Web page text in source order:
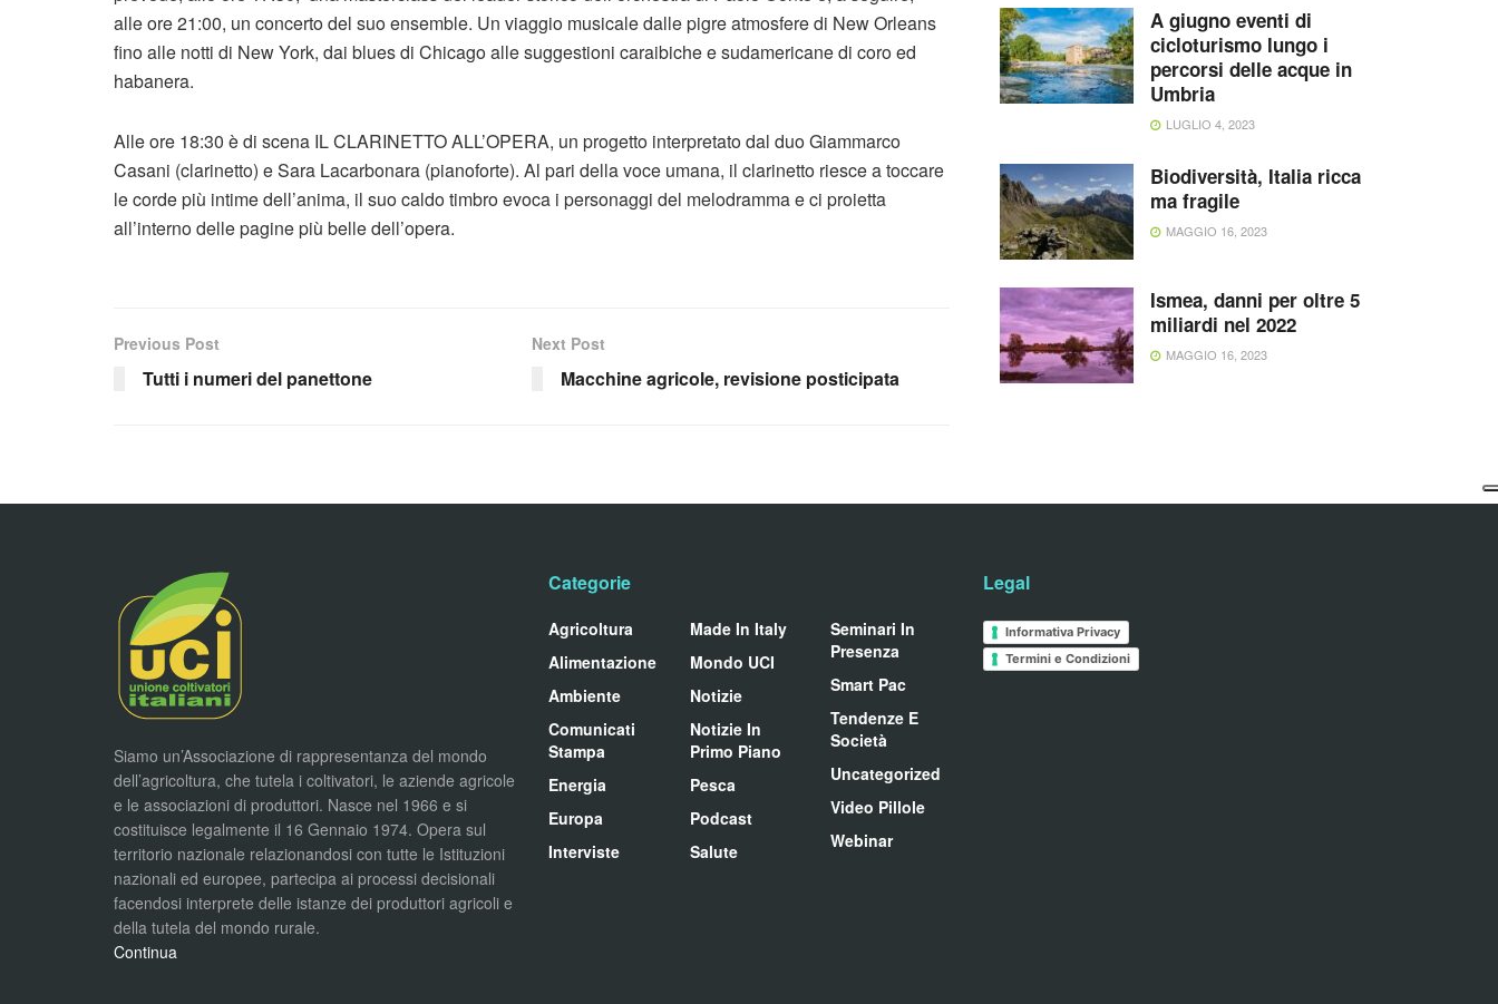
alle ore 21:00, un concerto del suo ensemble. Un viaggio musicale dalle pigre atmosfere di New Orleans
fino alle notti di New York, dai blues di Chicago alle suggestioni caraibiche e sudamericane di coro ed
habanera.
Alle ore 18:30 è di scena IL CLARINETTO ALL’OPERA, un progetto interpretato dal duo Giammarco
Casani (clarinetto) e Sara Lacarbonara (pianoforte). Al pari della voce umana, il clarinetto riesce a toccare
le corde più intime dell’anima, il suo caldo timbro evoca i personaggi del melodramma e ci proietta
all’interno delle pagine più belle dell’opera.
Previous Post
Tutti i numeri del panettone
Next Post
Macchine agricole, revisione posticipata
A giugno eventi di
cicloturismo lungo i
percorsi delle acque in
Umbria
LUGLIO 4, 2023
Biodiversità, Italia ricca
ma fragile
MAGGIO 16, 2023
Ismea, danni per oltre 5
miliardi nel 2022
MAGGIO 16, 2023
Siamo un’Associazione di rappresentanza del mondo
dell’agricoltura, che tutela i coltivatori, le aziende agricole
e le associazioni di produttori. Nasce nel 1966 e si
costituisce legalmente il 16 Gennaio 1974. Opera sul
territorio nazionale relazionandosi con tutte le Istituzioni
nazionali ed europee, partecipa ai processi decisionali
facendosi interprete delle istanze dei produttori agricoli e
della tutela del mondo rurale.
Continua
Categorie
Agricoltura
Alimentazione
Ambiente
Comunicati
Stampa
Energia
Europa
Interviste
Made In Italy
Mondo UCI
Notizie
Notizie In
Primo Piano
Pesca
Podcast
Salute
Seminari In
Presenza
Smart Pac
Tendenze E
Società
Uncategorized
Video Pillole
Webinar
Legal
Informativa Privacy
Termini e Condizioni